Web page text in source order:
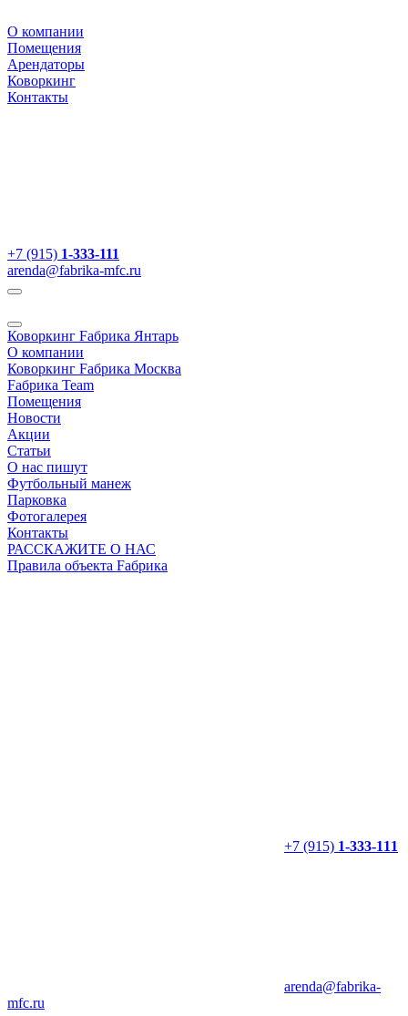
О компании
Помещения
Арендаторы
Коворкинг
Контакты
+7 (915) 1-333-111
arenda@fabrika-mfc.ru
Коворкинг Fабрика Янтарь
О компании
Коворкинг Fабрика Москва
Fабрика Team
Помещения
Новости
Акции
Статьи
О нас пишут
Футбольный манеж
Парковка
Фотогалерея
Контакты
РАССКАЖИТЕ О НАС
Правила объекта Fабрика
+7 (915) 1-333-111
arenda@fabrika-
mfc.ru